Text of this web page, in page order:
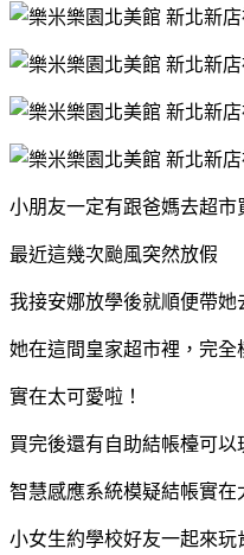
小朋友一定有跟爸媽去超市
最近這幾次颱風突然放假
我接安娜放學後就順便帶她
她在這間皇家超市裡，完
實在太可愛啦！
買完後還有自助結帳檯可以
智慧感應系統模疑結帳實在
小女生約學校好友一起來玩